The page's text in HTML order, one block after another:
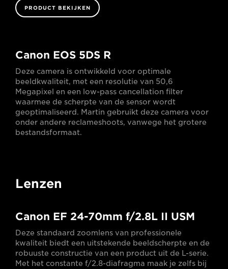
PRODUCT BEKIJKEN
Canon EOS 5DS R
Deze camera is ontwikkeld voor optimale
beeldkwaliteit, met een resolutie van 50,6
Megapixel en een low-pass cancellation filter
waarmee de scherpte van de sensor wordt
geoptimaliseerd. Martin gebruikt deze camera voor
onder andere reclameshoots, vanwege het grotere
bestandsformaat.
Lenzen
Canon EF 24-70mm f/2.8L II USM
Deze standaard zoomlens van professionele
kwaliteit biedt een uitstekende beeldscherpte en de
robuuste constructie van een product uit de L-serie.
Met het constante f/2.8-diafragma maak je zelfs bij